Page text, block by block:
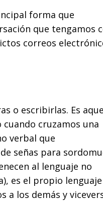
forma que
que tengamos
correos
o escribirlas. Es
cruzamos una
verbal que
señas para
al lenguaje no
es el propio lenguaje
a los demás y